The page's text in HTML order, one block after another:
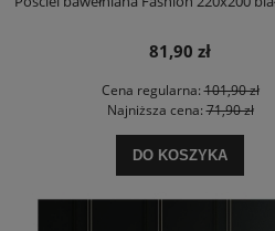
81,90 zł
Cena regularna:101,90 zł
Najniższa cena:71,90 zł
DO KOSZYKA